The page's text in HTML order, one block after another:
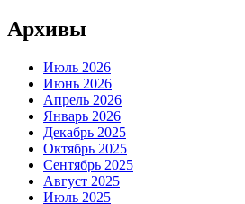
Архивы
Июль 2026
Июнь 2026
Апрель 2026
Январь 2026
Декабрь 2025
Октябрь 2025
Сентябрь 2025
Август 2025
Июль 2025